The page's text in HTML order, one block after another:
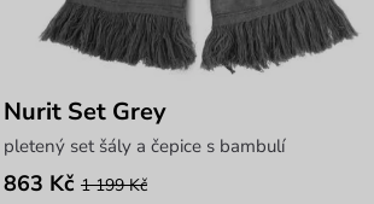
Nurit Set Grey
pletený set šály a čepice s bambulí
863 Kč 1 199 Kč